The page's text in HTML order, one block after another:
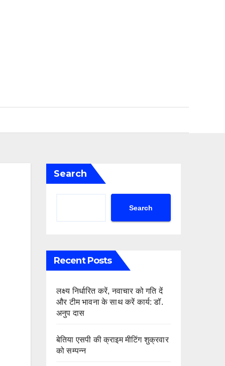
Search
Search
Recent Posts
लक्ष्य निर्धारित करें, नवाचार को गति दें
और टीम भावना के साथ करें कार्य: डॉ.
अनुप दास
बेतिया एसपी की क्राइम मीटिंग शुक्रवार
को सम्पन्न